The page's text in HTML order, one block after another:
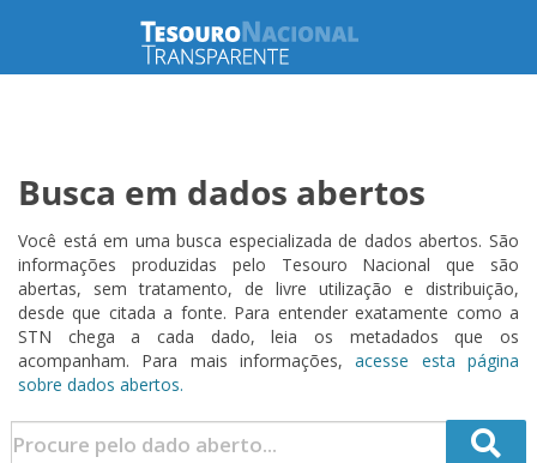
Busca em dados abertos
Você está em uma busca especializada de dados abertos. São
informações produzidas pelo Tesouro Nacional que são
abertas, sem tratamento, de livre utilização e distribuição,
desde que citada a fonte. Para entender exatamente como a
STN chega a cada dado, leia os metadados que os
acompanham. Para mais informações,acesse esta página
sobre dados abertos.